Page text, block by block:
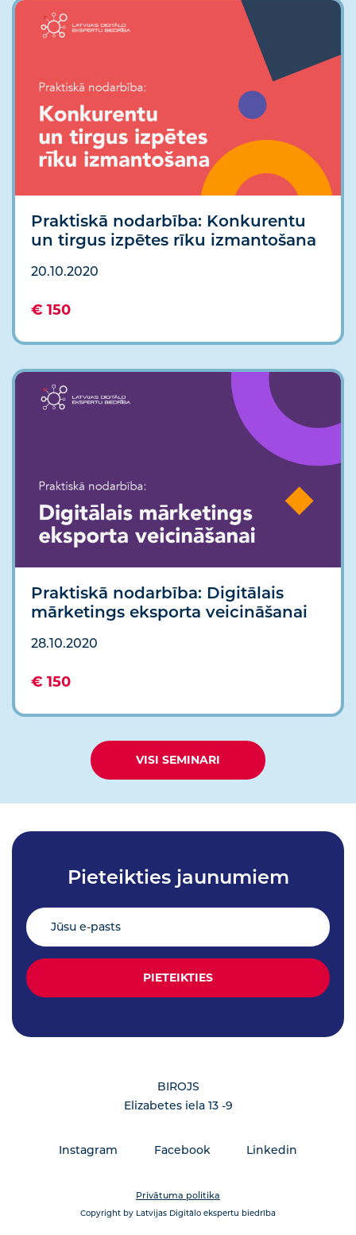
Praktiskā nodarbība: Konkurentu
un tirgus izpētes rīku izmantošana
20.10.2020
€ 150
Praktiskā nodarbība: Digitālais
mārketings eksporta veicināšanai
28.10.2020
€ 150
VISI SEMINARI
Pieteikties jaunumiem
BIROJS
Elizabetes iela 13 -9
Instagram Facebook Linkedin
Privātuma politika
Copyright by Latvijas Digitālo ekspertu biedrība